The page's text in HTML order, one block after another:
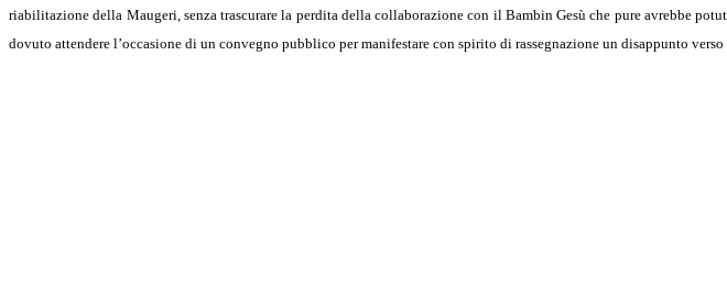
riabilitazione della Maugeri, senza trascurare la perdita della collaborazione con il Bambin Gesù che pure avrebbe
dovuto attendere l’occasione di un convegno pubblico per manifestare con spirito di rassegnazione un disappunto